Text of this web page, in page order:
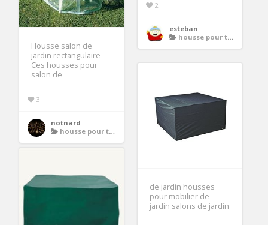
2
esteban
housse pour table de jardin rectangulaire
Housse salon de
jardin rectangulaire
Ces housses pour
salon de
3
notnard
housse pour table de jardin rectangulaire
de jardin housses
pour mobilier de
jardin salons de jardin